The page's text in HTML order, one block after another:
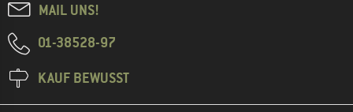
MAIL UNS!
01-38528-97
KAUF BEWUSST